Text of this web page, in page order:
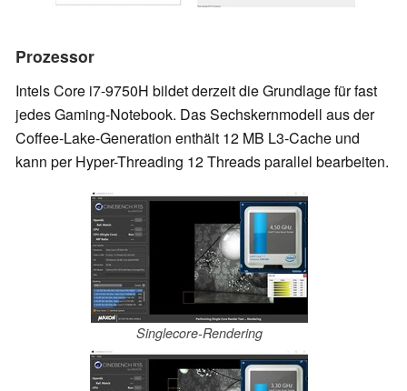
Prozessor
Intels Core i7-9750H bildet derzeit die Grundlage für fast
jedes Gaming-Notebook. Das Sechskernmodell aus der
Coffee-Lake-Generation enthält 12 MB L3-Cache und
kann per Hyper-Threading 12 Threads parallel bearbeiten.
Singlecore-Rendering